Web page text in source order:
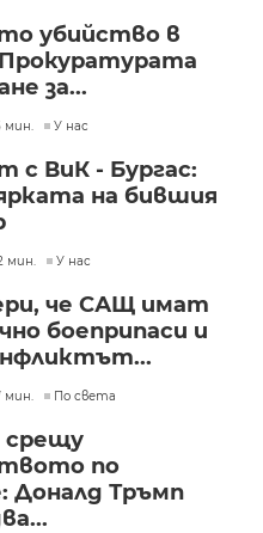
убийство в
за...
мин.
У нас
с ВиК - Бургас:
на бившия
мин.
У нас
че САЩ имат
боеприпаси и
мин.
По света
срещу
по
Доналд Тръмп